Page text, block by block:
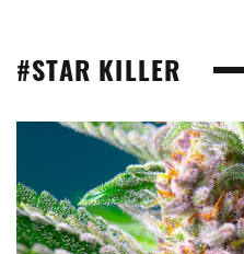
#STAR KILLER